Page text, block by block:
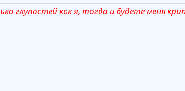
глупостей как я, тогда и будете меня